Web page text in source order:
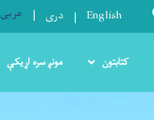
SEARCH
English دری عربی
کتابتون مونږ سره اړیکې